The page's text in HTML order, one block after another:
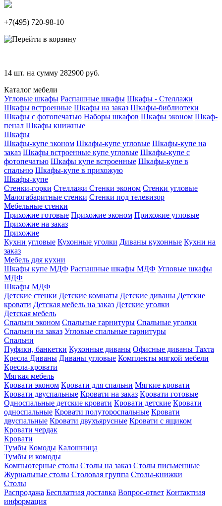
+7(495) 720-98-10
14 шт. на сумму 282900 руб.
Каталог мебели
Угловые шкафы Распашные шкафы Шкафы - Стеллажи
Шкафы встроенные Шкафы на заказ Шкафы-библиотеки
Шкафы с фотопечатью Наборы шкафов Шкафы эконом Шкаф-
пенал Шкафы книжные
Шкафы
Шкафы-купе эконом Шкафы-купе угловые Шкафы-купе на
заказ Шкафы встроенные купе угловые Шкафы-купе с
фотопечатью Шкафы купе встроенные Шкафы-купе в
спальню Шкафы-купе в прихожую
Шкафы-купе
Стенки-горки Стеллажи Стенки эконом Стенки угловые
Малогабаритные стенки Стенки под телевизор
Мебельные стенки
Прихожие готовые Прихожие эконом Прихожие угловые
Прихожие на заказ
Прихожие
Кухни угловые Кухонные уголки Диваны кухонные Кухни на
заказ
Мебель для кухни
Шкафы купе МДФ Распашные шкафы МДФ Угловые шкафы
МДФ
Шкафы МДФ
Детские стенки Детские комнаты Детские диваны Детские
кровати Детская мебель на заказ Детские уголки
Детская мебель
Спальни эконом Спальные гарнитуры Спальные уголки
Спальни на заказ Угловые спальные гарнитуры
Спальни
Пуфики, банкетки Кухонные диваны Офисные диваны Тахта
Кресла Диваны Диваны угловые Комплекты мягкой мебели
Кресла-кровати
Мягкая мебель
Кровати эконом Кровати для спальни Мягкие кровати
Кровати двуспальные Кровати на заказ Кровати готовые
Односпальные детские кровати Кровати детские Кровати
односпальные Кровати полутороспальные Кровати
двуспальные Кровати двухъярусные Кровати с ящиком
Кровати чердак
Кровати
Тумбы Комоды Калошница
Тумбы и комоды
Компьютерные столы Столы на заказ Столы письменные
Журнальные столы Столовая группа Столы-книжки
Столы
Распродажа Бесплатная доставка Вопрос-ответ Контактная
информация